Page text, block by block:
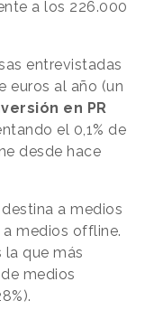
a los 226.000
entrevistadas
euros al año (un
en PR
el 0,1% de
desde hace
a medios
a medios offline.
la que más
medios